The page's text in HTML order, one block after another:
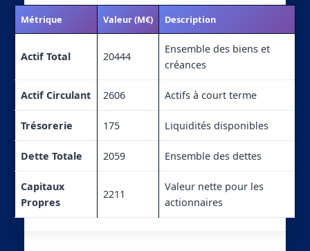
Métrique Valeur (M€) Description
Actif Total 20444
Ensemble des biens et
créances
Actif Circulant 2606 Actifs à court terme
Trésorerie 175 Liquidités disponibles
Dette Totale 2059 Ensemble des dettes
Capitaux
Propres
2211
Valeur nette pour les
actionnaires